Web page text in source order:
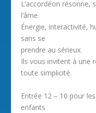
L’accordéon
l’âme.
Énergie, interactivité,
sans se
prendre au sérieux.
Ils vous invitent à une
toute simplicité.
Entrée 12 – 10 pour
enfants